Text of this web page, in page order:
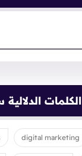
الكلمات
digital marketing